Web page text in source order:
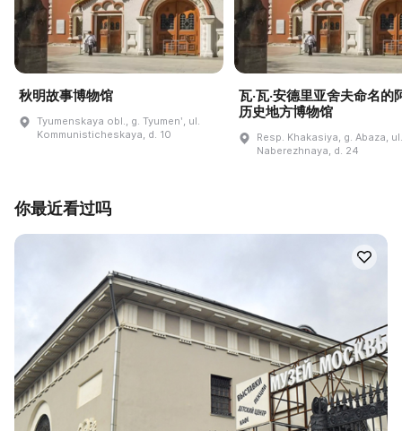
秋明故事博物馆
Tyumenskaya obl., g. Tyumenʹ, ul.
Kommunisticheskaya, d. 10
瓦·瓦·安德里亚舍夫命名的
历史地方博物馆
Resp. Khakasiya, g. Abaza, ul.
Naberezhnaya, d. 24
你最近看过吗